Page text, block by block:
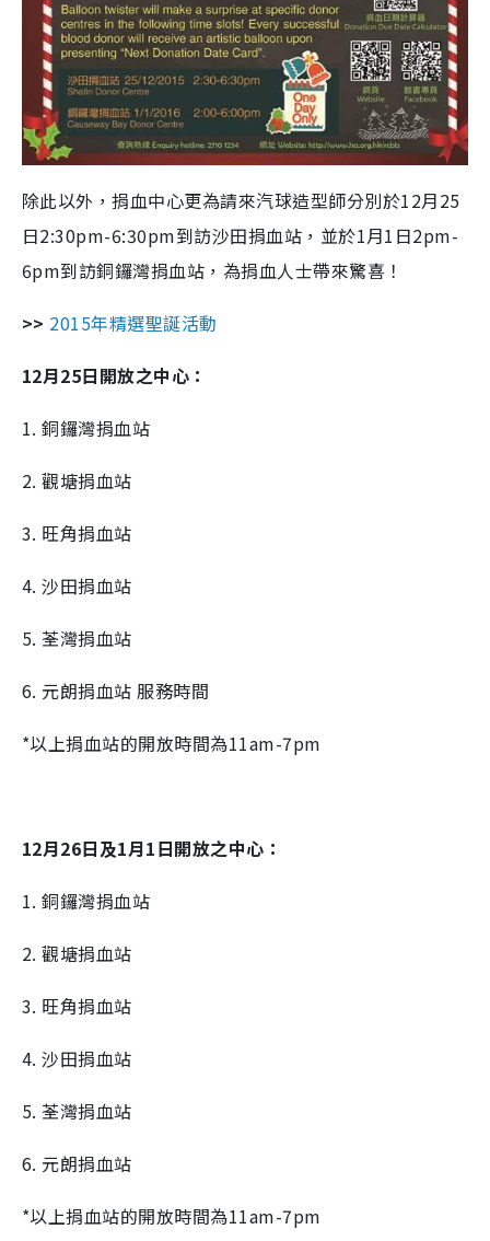
除此以外，捐血中心更為請來汽球造型師分別於12月25
日2:30pm-6:30pm到訪沙田捐血站，並於1月1日2pm-
6pm到訪銅鑼灣捐血站，為捐血人士帶來驚喜！
>> 2015年精選聖誕活動
12月25日開放之中心：
1. 銅鑼灣捐血站
2. 觀塘捐血站
3. 旺角捐血站
4. 沙田捐血站
5. 荃灣捐血站
6. 元朗捐血站 服務時間
*以上捐血站的開放時間為11am-7pm
12月26日及1月1日開放之中心：
1. 銅鑼灣捐血站
2. 觀塘捐血站
3. 旺角捐血站
4. 沙田捐血站
5. 荃灣捐血站
6. 元朗捐血站
*以上捐血站的開放時間為11am-7pm